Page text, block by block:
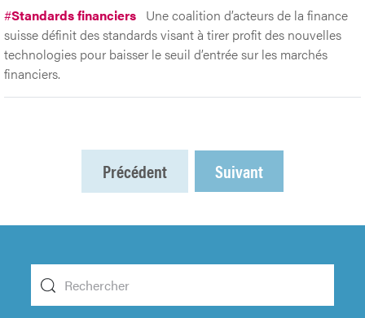
#Standards financiers Une coalition d’acteurs de la finance
suisse définit des standards visant à tirer profit des nouvelles
technologies pour baisser le seuil d’entrée sur les marchés
financiers.
Précédent Suivant